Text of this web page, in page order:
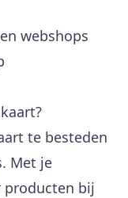
webshops
te besteden
Met je
producten bij